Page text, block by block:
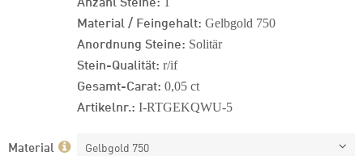
Material / Feingehalt: Gelbgold 750
Anordnung Steine: Solitär
Stein-Qualität: r/if
Gesamt-Carat: 0,05 ct
Artikelnr.: I-RTGEKQWU-5
Material Gelbgold 750